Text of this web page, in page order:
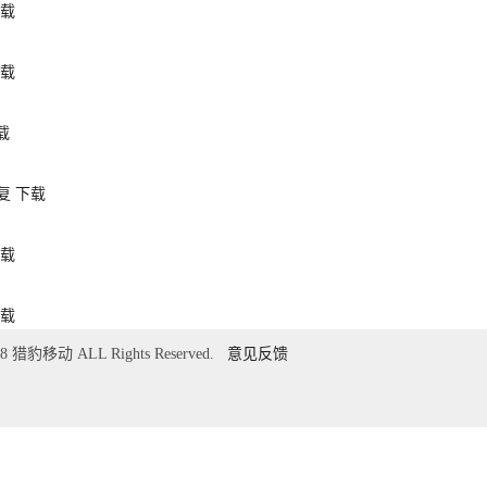
下载
猎豹移动 ALL Rights Reserved. 意见反馈